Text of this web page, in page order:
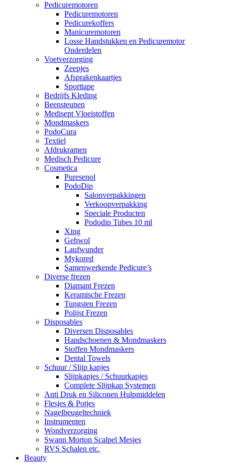
Pedicuremotoren
Pedicuremotoren
Pedicurekoffers
Manicuremotoren
Losse Handstukken en Pedicuremotor
Onderdelen
Voetverzorging
Zeepjes
Afsprakenkaartjes
Sporttape
Bedrijfs Kleding
Beensteunen
Medisept Vloeistoffen
Mondmaskers
PodoCura
Textiel
Afdrukramen
Medisch Pedicure
Cosmetica
Puresenol
PodoDip
Salonverpakkingen
Verkoopverpakking
Speciale Producten
Pododip Tubes 10 ml
Xing
Gehwol
Laufwunder
Mykored
Samenwerkende Pedicure’s
Diverse frezen
Diamant Frezen
Keramische Frezen
Tungsten Frezen
Polijst Frezen
Disposables
Diversen Disposables
Handschoenen & Mondmaskers
Stoffen Mondmaskers
Dental Towels
Schuur / Slijp kapjes
Slijpkapjes / Schuurkapjes
Complete Slijpkap Systemen
Anti Druk en Siliconen Hulpmiddelen
Flesjes & Potjes
Nagelbeugeltechniek
Instrumenten
Wondverzorging
Swann Morton Scalpel Mesjes
RVS Schalen etc.
Beauty